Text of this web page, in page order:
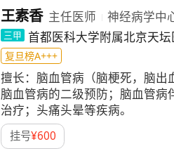
王素香 主任医师 神经病学中
三甲 首都医科大学附属北京天坛
复旦榜A+++
擅长：脑血管病（脑梗死，脑出
脑血管病的二级预防；脑血管病
治疗；头痛头晕等疾病。
挂号¥600